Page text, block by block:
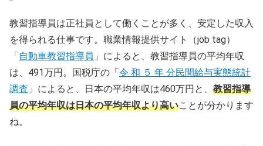
教習指導員は正社員として働くことが多く、安定した収入
を得られる仕事です。職業情報提供サイト（job tag）
「 自動車教習指導員 」によると、教習指導員の平均年収
は、491万円。国税庁の「 令 和 ５ 年 分民間給与実態統計
調査 」によると、日本の平均年収は460万円と、 教習指導
員の平均年収は日本の平均年収より高いことが分かります
ね。